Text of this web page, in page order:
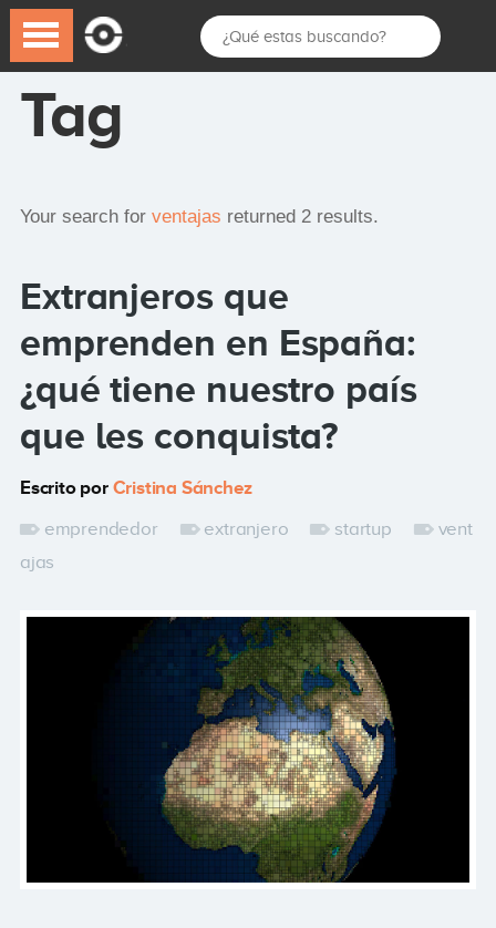
Tag
Your search for ventajas returned 2 results.
Extranjeros que
emprenden en España:
¿qué tiene nuestro país
que les conquista?
Escrito por Cristina Sánchez
emprendedor
extranjero startup
vent
ajas